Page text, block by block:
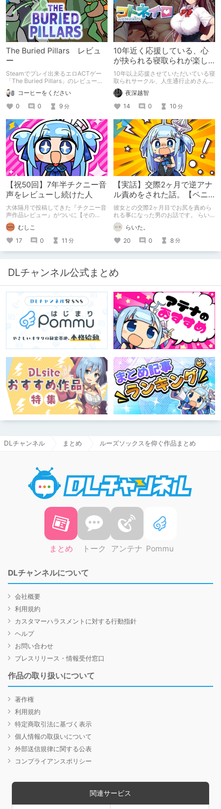
The Buried Pillars レビュ
ー
Steamでプレイ出来るエロACTゲー
「The Buried Pillars」のレビューで
す。
コーヒーをください
0
0 9 分
10年近く応援している、心
が抉られる寝取られが楽し
めるサークル
10年以上応援させていただいている寝
取られサークル、人生通行止めさんの
新作がとても良かったので、新作を中
心に、このサークルのゲームを紹介し
たくて、記事を書かせていただく。
キミノオモイからずっと好きな熱心な
ファンとしての記事にどうか、お付き
合いいただきたい（2026年7月18日
微修正）
夜深越智
14
0 10 分
【祝50回】7年半チクニー音
声をレビューし続けた人
大体隔月で投稿してきた『チクニー音
声作品レビュー』がついに【その
50】を迎えました！ 約7年半チクニー
し続け、おシコり報告をしてきただけ
ですけど記念は記念。 皆様への感謝
を伝えたり、これまでの投稿を振り返
ります。
むしこ
17
0 11 分
【実話】交際2ヶ月で逆アナ
ル責めをされた話。【ペニ
バン】
彼女との交際2ヶ月目でお尻を責めら
れる事になった男のお話です。 らい
た。のエチエチ体験談#2【逆アナ
ル】 らいた。
20
0 8 分
DLチャンネル公式まとめ
DLチャンネル まとめ ルーズソックスを仰ぐ作品まとめ
まとめ トーク アンテナ Pommu
DLチャンネルについて
会社概要
利用規約
カスタマーハラスメントに対する行動指針
ヘルプ
お問い合わせ
プレスリリース・情報受付窓口
作品の取り扱いについて
著作権
利用規約
特定商取引法に基づく表示
個人情報の取扱いについて
外部送信規律に関する公表
コンプライアンスポリシー
関連サービス